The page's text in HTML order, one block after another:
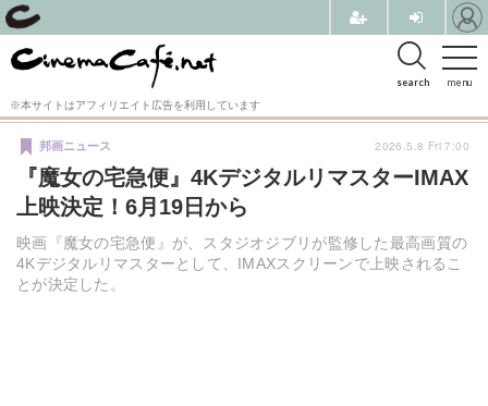
menu
search
※本サイトはアフィリエイト広告を利用しています
『魔女の宅急便』4KデジタルリマスターIMAX
上映決定！6月19日から
映画『魔女の宅急便』が、スタジオジブリが監修した最高画質の
4Kデジタルリマスターとして、IMAXスクリーンで上映されるこ
とが決定した。
邦画ニュース 2026.5.8 Fri 7:00